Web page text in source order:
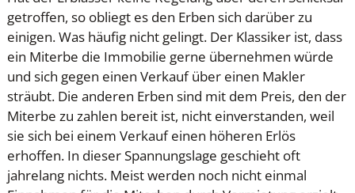
getroffen, so obliegt es den Erben sich darüber zu
einigen. Was häufig nicht gelingt. Der Klassiker ist, dass
ein Miterbe die Immobilie gerne übernehmen würde
und sich gegen einen Verkauf über einen Makler
sträubt. Die anderen Erben sind mit dem Preis, den der
Miterbe zu zahlen bereit ist, nicht einverstanden, weil
sie sich bei einem Verkauf einen höheren Erlös
erhoffen. In dieser Spannungslage geschieht oft
jahrelang nichts. Meist werden noch nicht einmal